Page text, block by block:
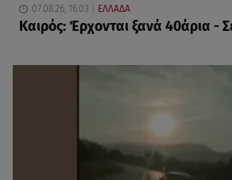
07.08.26, 16:03 ΕΛΛΑΔΑ
Καιρός: Έρχονται ξανά 40άρια -